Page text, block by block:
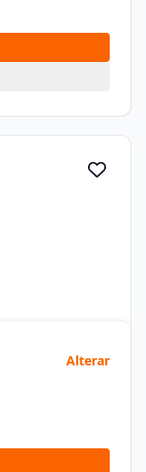
Alterar